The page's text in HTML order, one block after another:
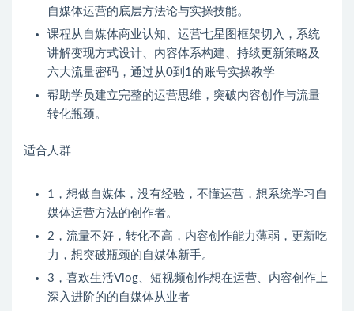
自媒体运营的底层方法论与实操技能。
课程从自媒体商业认知、运营七星图框架切入，系统
讲解变现方式设计、内容体系构建、持续更新策略及
六大流量密码，通过从0到1的账号实操教学
帮助学员建立完整的运营思维，突破内容创作与流量
转化瓶颈。
适合人群
1，想做自媒体，没有经验，不懂运营，想系统学习自
媒体运营方法的创作者。
2，流量不好，转化不高，内容创作能力薄弱，更新吃
力，想突破瓶颈的自媒体新手。
3，喜欢生活Vlog、短视频创作想在运营、内容创作上
深入进阶的的自媒体从业者